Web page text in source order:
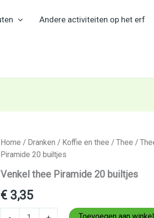
Andere activiteiten op het erf
Home / Dranken / Koffie en thee / Thee /
Piramide 20 builtjes
Venkel thee Piramide 20 builtjes
€3,35
Venkel
thee
20
builtjes
aantal